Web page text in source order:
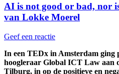
AI is not good or bad, nor
van Lokke Moerel
Geef een reactie
In een TEDx in Amsterdam
hoogleraar Global ICT Law aan
Tilburg, in op de positieve en